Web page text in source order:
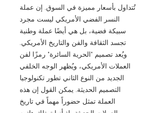
تُتداول بأسعار مميزة في السوق. إن عملة
النسر الفضي الأمريكي ليست مجرد
سبيكة فضية، بل هي أيضًا عملة وطنية
تجسد الثقافة والفن والتاريخ الأمريكي.
ويُعد تصميم "الحرية السائرة" رمزًا لفن
العملات الأمريكي، ويُظهر الوجه الخلفي
الجديد من النوع الثاني تطور تكنولوجيا
التصميم الحديثة. يمكن القول إن هذه
العملة تمثل حضوراً مهماً في تاريخ